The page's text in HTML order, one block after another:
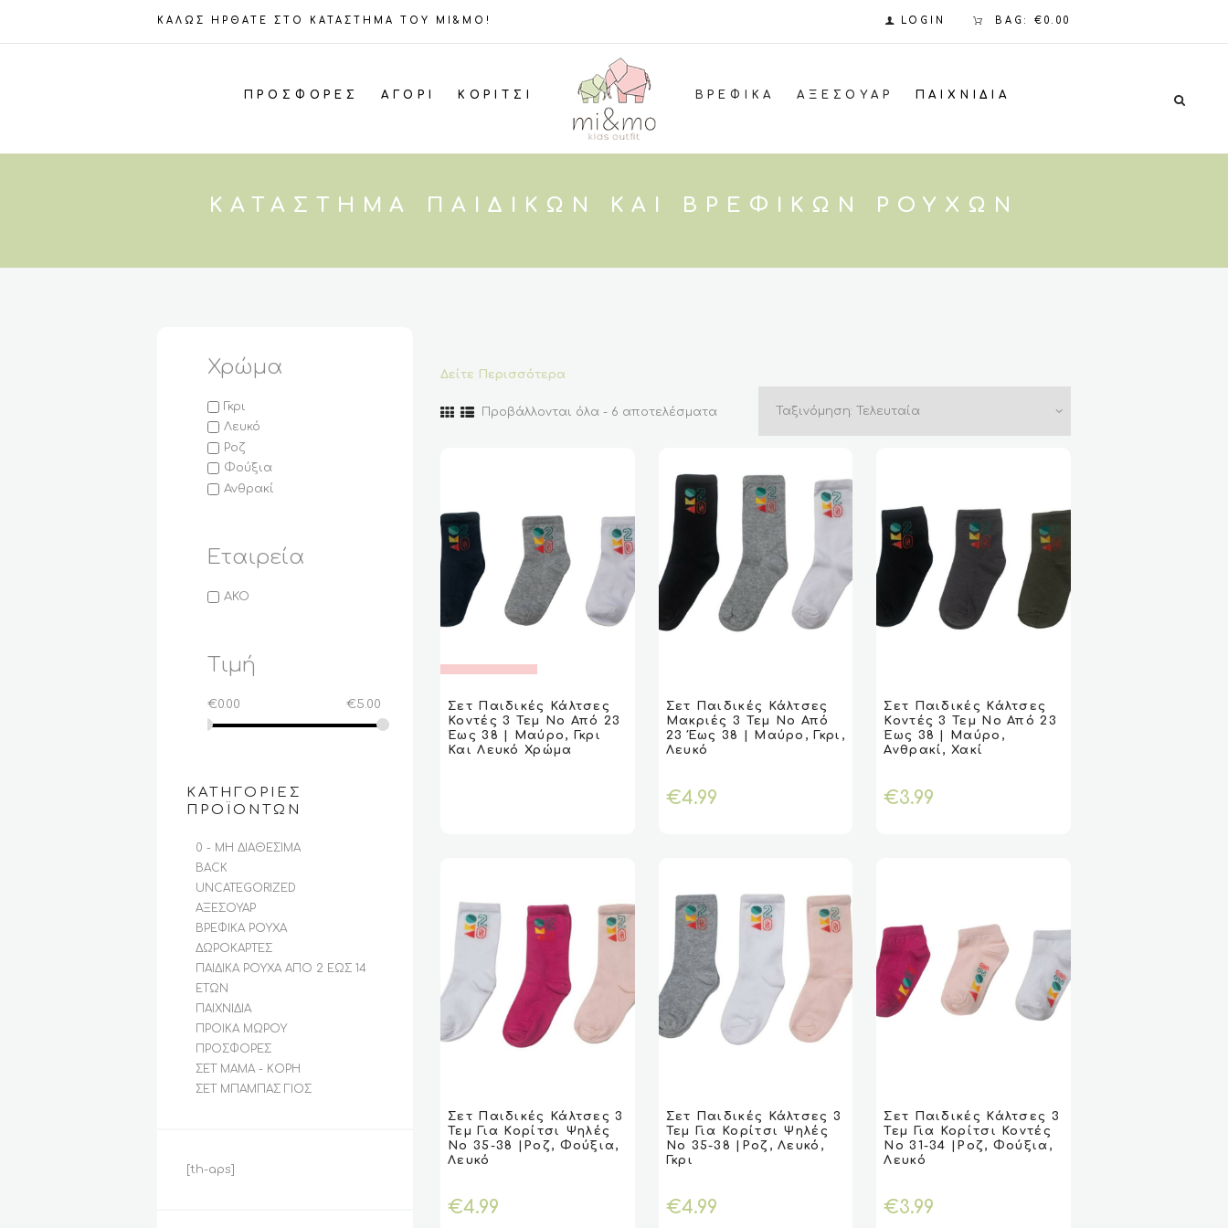
ΚΑΛΩΣ ΗΡΘΑΤΕ ΣΤΟ ΚΑΤΑΣΤΗΜΑ ΤΟΥ MI&MO! LOGIN BAG: €0.00
ΠΡΟΣΦΟΡΈΣ ΑΓΌΡΙ ΚΟΡΊΤΣΙ ΒΡΕΦΙΚΆ ΑΞΕΣΟΥΆΡ ΠΑΙΧΝΊΔΙΑ
ΚΑΤΆΣΤΗΜΑ ΠΑΙΔΙΚΏΝ ΚΑΙ ΒΡΕΦΙΚΏΝ ΡΟΎΧΩΝ
Δείτε Περισσότερα
Προβάλλονται όλα - 6 αποτελέσματαSorted
VIEW
VIEW
ΔΙΑΒΆΣΤΕ
ΠΕΡΙΣΣΌΤΕΡΑ
ΔΙΑΒΆΣΤΕ
ΠΕΡΙΣΣΌΤΕΡΑ
Σετ Παιδικές Κάλτσες
Κοντές 3 Τεμ Νο Από 23
Έως 38 | Μαύρο, Γκρι
Και Λευκό Χρώμα
VIEW
VIEW ΕΠΙΛΟΓΉ
ΕΠΙΛΟΓΉ
το
προϊόν
έχει
Οι
στη
σελίδα
προϊόντος
Σετ Παιδικές Κάλτσες
Μακριές 3 Τεμ Νο Από
23 Έως 38 | Μαύρο, Γκρι,
Λευκό
€4.99
VIEW
VIEW ΕΠΙΛΟΓΉ
ΕΠΙΛΟΓΉ
το
προϊόν
έχει
πολλαπλές
Οι
του
προϊόντος
Σετ Παιδικές Κάλτσες
Κοντές 3 Τεμ Νο Από 23
Έως 38 | Μαύρο,
Ανθρακί, Χακί
€3.99
VIEW
VIEW ΕΠΙΛΟΓΉ
ΕΠΙΛΟΓΉ
το
προϊόν
έχει
Οι
Σετ Παιδικές Κάλτσες 3
Τεμ Για Κορίτσι Ψηλές
Νο 35-38 |Ροζ, Φούξια,
Λευκό
€4.99
VIEW
VIEW ΕΠΙΛΟΓΉ
ΕΠΙΛΟΓΉ
το
προϊόν
έχει
πολλαπλές
Οι
Σετ Παιδικές Κάλτσες 3
Τεμ Για Κορίτσι Ψηλές
Νο 35-38 |Ροζ, Λευκό,
Γκρι
€4.99
VIEW
VIEW ΕΠΙΛΟΓΉ
ΕΠΙΛΟΓΉ
το
προϊόν
έχει
Οι
Σετ Παιδικές Κάλτσες 3
Τεμ Για Κορίτσι Κοντές
Νο 31-34 |Ροζ, Φούξια,
Λευκό
€3.99
Χρώμα
Γκρι
Λευκό
Ροζ
Φούξια
Ανθρακί
Εταιρεία
AKO
Τιμή
€0.00 €5.00
ΚΑΤΗΓΟΡΊΕΣ
ΠΡΟΪΌΝΤΩΝ
0 - ΜΗ ΔΙΑΘΈΣΙΜΑ
BACK
UNCATEGORIZED
ΑΞΕΣΟΥΆΡ
ΒΡΕΦΙΚΆ ΡΟΎΧΑ
ΔΩΡΟΚΆΡΤΕΣ
ΠΑΙΔΙΚΆ ΡΟΎΧΑ ΑΠΌ 2 ΈΩΣ 14
ΕΤΏΝ
ΠΑΙΧΝΊΔΙΑ
ΠΡΟΊΚΑ ΜΩΡΟΎ
ΠΡΟΣΦΟΡΈΣ
ΣΕΤ ΜΑΜΆ - ΚΌΡΗ
ΣΕΤ ΜΠΑΜΠΆΣ ΓΙΟΣ
[th-aps]